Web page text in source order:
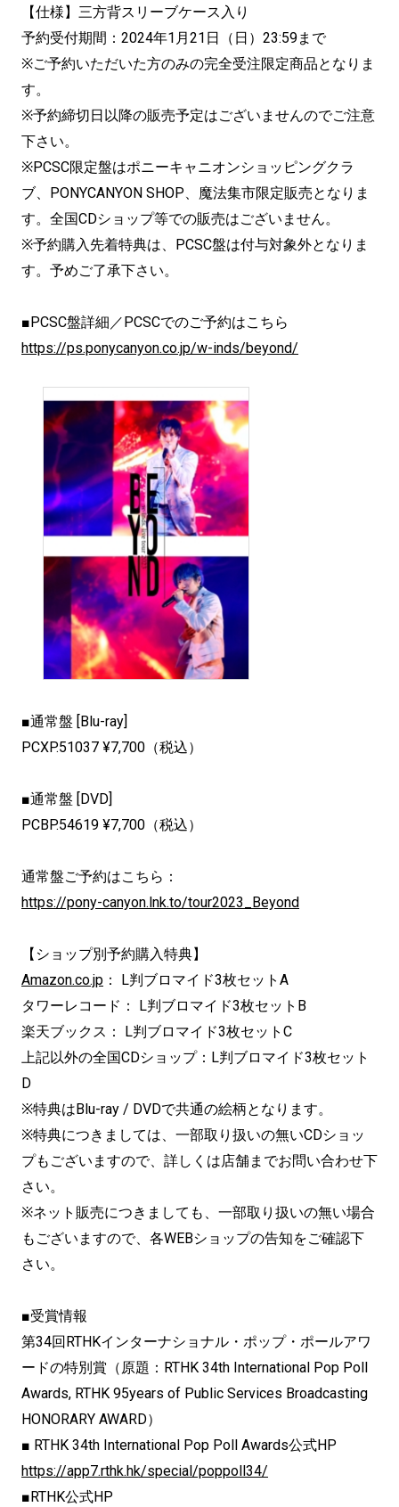
【仕様】三方背スリーブケース入り
予約受付期間：2024年1月21日（日）23:59まで
※ご予約いただいた方のみの完全受注限定商品となりま
す。
※予約締切日以降の販売予定はございませんのでご注意
下さい。
※PCSC限定盤はポニーキャニオンショッピングクラ
ブ、PONYCANYON SHOP、魔法集市限定販売となりま
す。全国CDショップ等での販売はございません。
※予約購入先着特典は、PCSC盤は付与対象外となりま
す。予めご了承下さい。
■PCSC盤詳細／PCSCでのご予約はこちら
https://ps.ponycanyon.co.jp/w-inds/beyond/
■通常盤 [Blu-ray]
PCXP.51037 ¥7,700（税込）
■通常盤 [DVD]
PCBP.54619 ¥7,700（税込）
通常盤ご予約はこちら：
https://pony-canyon.lnk.to/tour2023_Beyond
【ショップ別予約購入特典】
Amazon.co.jp ： L判ブロマイド3枚セットA
タワーレコード： L判ブロマイド3枚セットB
楽天ブックス： L判ブロマイド3枚セットC
上記以外の全国CDショップ：L判ブロマイド3枚セット
D
※特典はBlu-ray / DVDで共通の絵柄となります。
※特典につきましては、一部取り扱いの無いCDショッ
プもございますので、詳しくは店舗までお問い合わせ下
さい。
※ネット販売につきましても、一部取り扱いの無い場合
もございますので、各WEBショップの告知をご確認下
さい。
■受賞情報
第34回RTHKインターナショナル・ポップ・ポールアワ
ードの特別賞（原題：RTHK 34th International Pop Poll
Awards, RTHK 95years of Public Services Broadcasting
HONORARY AWARD）
■ RTHK 34th International Pop Poll Awards公式HP
https://app7.rthk.hk/special/poppoll34/
■RTHK公式HP